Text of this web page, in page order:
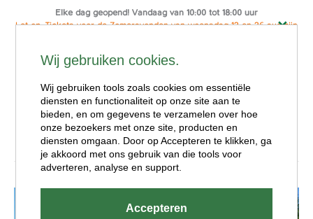
Elke dag geopend! Vandaag van 10:00 tot 18:00 uur
Let op: Tickets voor de Zomeravonden van woensdag 12 en 26 aug zijn
Spelen
Wij gebruiken cookies.
Wij gebruiken tools zoals cookies om essentiële
diensten en functionaliteit op onze site aan te
bieden, en om gegevens te verzamelen over hoe
onze bezoekers met onze site, producten en
diensten omgaan. Door op Accepteren te klikken, ga
je akkoord met ons gebruik van die tools voor
adverteren, analyse en support.
Accepteren